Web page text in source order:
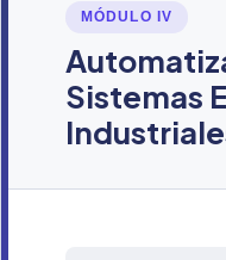
MÓDULO IV
Sistemas